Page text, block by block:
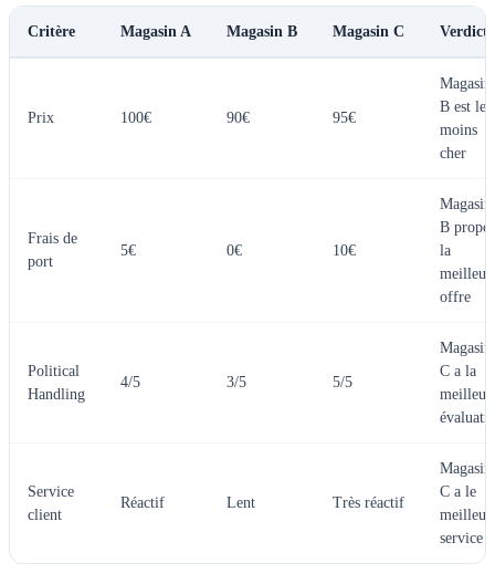
Critère Magasin A Magasin B Magasin C Verdict
Prix 100€ 90€ 95€
Magasin
B est le
moins
cher
Frais de
port
5€ 0€ 10€
Magasin
B
la
offre
Political
Handling
4/5 3/5 5/5
Magasin
C a la
Service
client
Réactif Lent Très réactif
Magasin
C a le
meilleur
service